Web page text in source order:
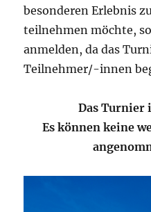
besonderen Erlebnis
teilnehmen möchte,
anmelden, da das
Teilnehmer/-innen
Das Turnier
Es können keine